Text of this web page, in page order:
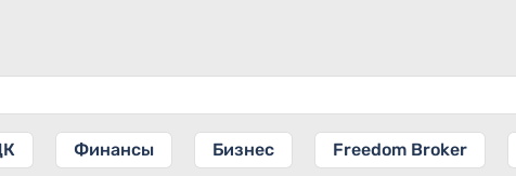
Финансы Бизнес Freedom Broker